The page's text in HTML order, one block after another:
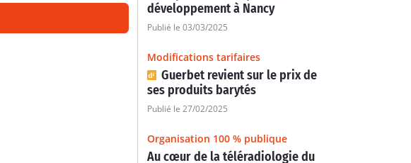
développement à Nancy
Publié le 03/03/2025
Modifications tarifaires
Guerbet revient sur le prix de
ses produits barytés
Publié le 27/02/2025
Organisation 100 % publique
Au cœur de la téléradiologie du